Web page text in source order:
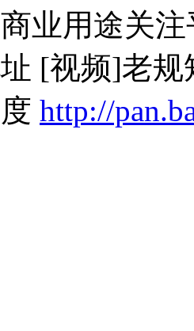
业用途关
[视频]老
http://